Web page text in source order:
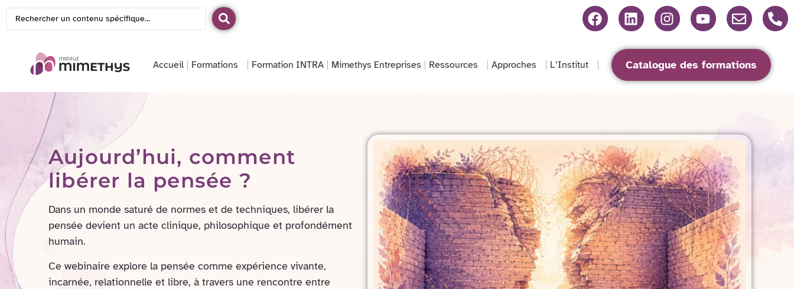
Accueil Formations Formation INTRA Mimethys Entreprises Ressources Approches L’Institut Catalogue des formations
Aujourd’hui, comment
libérer la pensée ?
Dans un monde saturé de normes et de techniques, libérer la
pensée devient un acte clinique, philosophique et profondément
humain.
Ce webinaire explore la pensée comme expérience vivante,
incarnée, relationnelle et libre, à travers une rencontre entre